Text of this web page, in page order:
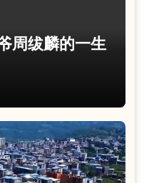
周绂麟的一生